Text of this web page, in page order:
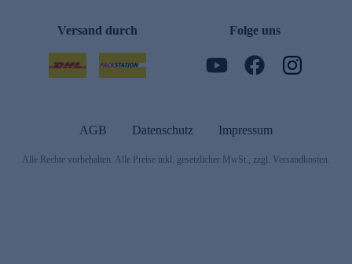
Versand durch Folge uns
AGB Datenschutz Impressum
Alle Rechte vorbehalten. Alle Preise inkl. gesetzlicher MwSt., zzgl. Versandkosten.